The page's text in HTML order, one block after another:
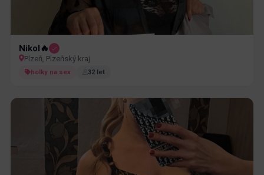
Nikol🔥
Plzeň, Plzeňský kraj
holky na sex 32 let